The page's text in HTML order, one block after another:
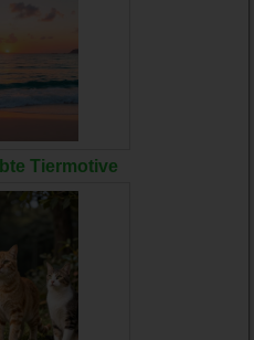
Tiermotive